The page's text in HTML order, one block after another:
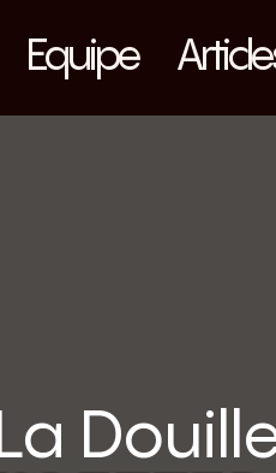
Equipe
La